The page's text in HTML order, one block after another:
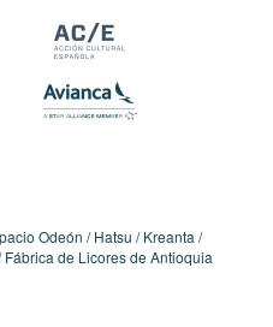
Odeón Hatsu
Kreanta
Fábrica de Licores de Antioquia